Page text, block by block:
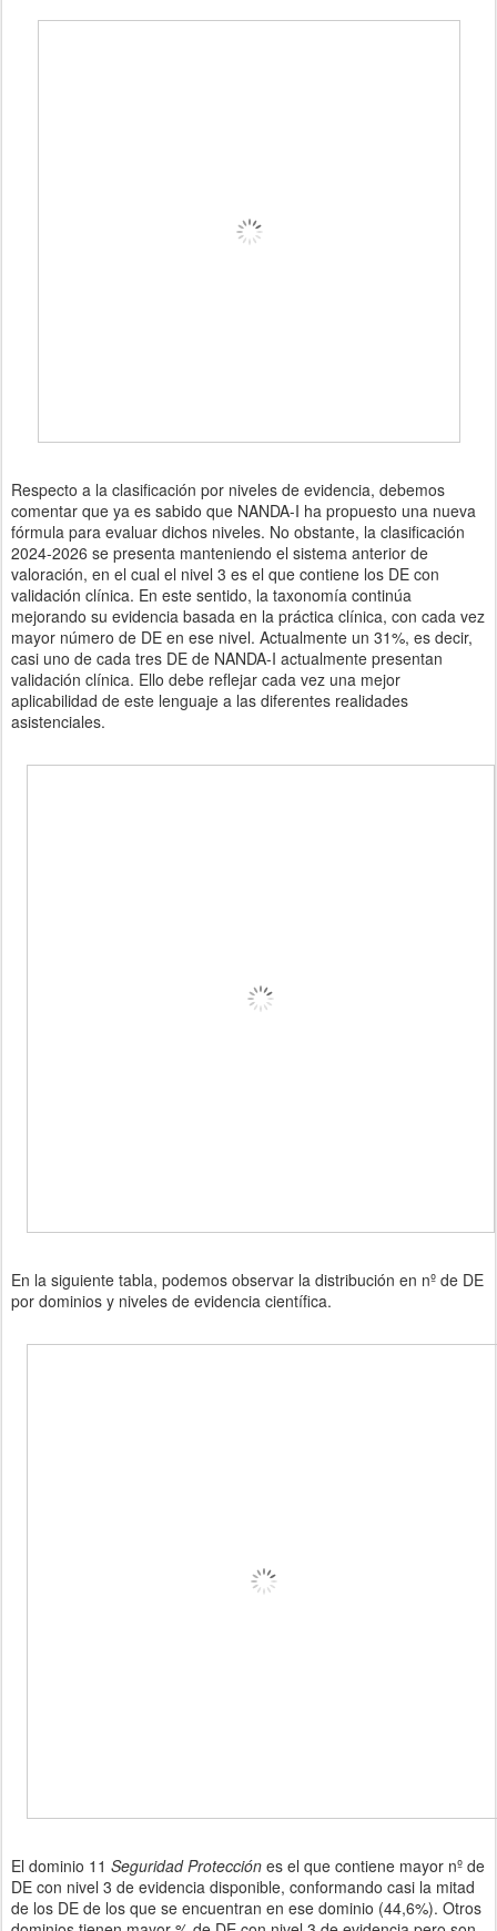
Respecto a la clasificación por niveles de evidencia, debemos
comentar que ya es sabido que NANDA-I ha propuesto una nueva
fórmula para evaluar dichos niveles. No obstante, la clasificación
2024-2026 se presenta manteniendo el sistema anterior de
valoración, en el cual el nivel 3 es el que contiene los DE con
validación clínica. En este sentido, la taxonomía continúa
mejorando su evidencia basada en la práctica clínica, con cada vez
mayor número de DE en ese nivel. Actualmente un 31%, es decir,
casi uno de cada tres DE de NANDA-I actualmente presentan
validación clínica. Ello debe reflejar cada vez una mejor
aplicabilidad de este lenguaje a las diferentes realidades
asistenciales.
En la siguiente tabla, podemos observar la distribución en nº de DE
por dominios y niveles de evidencia científica.
El dominio 11 Seguridad Protección es el que contiene mayor nº de
DE con nivel 3 de evidencia disponible, conformando casi la mitad
de los DE de los que se encuentran en ese dominio (44,6%). Otros